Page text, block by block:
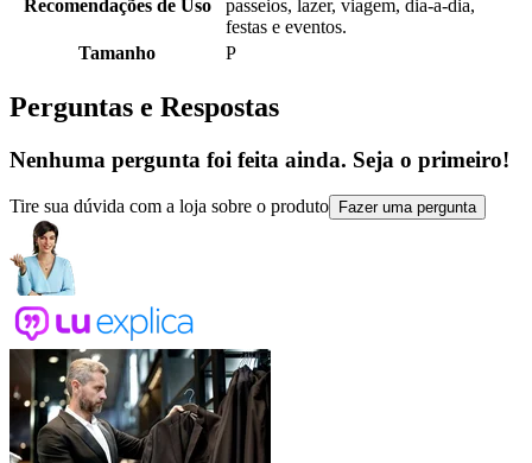
Recomendações de Uso
passeios, lazer, viagem, dia-a-dia,
festas e eventos.
Tamanho
P
Perguntas e Respostas
Nenhuma pergunta foi feita ainda. Seja o primeiro!
Tire sua dúvida com a loja sobre o produto Fazer uma pergunta